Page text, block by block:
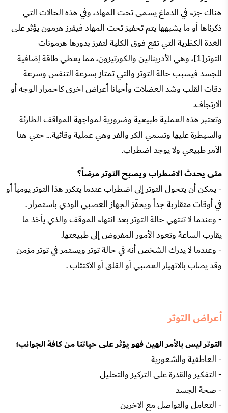
هناك جزء في الدماغ يسمى تحت المهاد، وفي هذه الحالات التي
ذكرناها أو ما يشبهها يتم تحفيز تحت المهاد فيفرز هرمون يؤثر على
الغدة الكظرية التي تقع فوق الكلية لتفرز بدورها هرمونات
التوتر[1]، وهي الأدرينالين والكورتيزون، مما يعطي طاقة إضافية
للجسد فيسبب حالة التوتر والتي تمتاز بسرعة التنفس وسرعة
دقات القلب وشد العضلات وأحيانا أعراض اخرى كاحمرار الوجه أو
الارتجاف.
وتعتبر هذه العملية طبيعية وضرورية لمواجهة المواقف الطارئة
والسيطرة عليها وتسمي الكر والفر وهي عملية وقائية... حتي هنا
الأمر طبيعي ولا يوجد اضطراب.
متى يحدث الاضطراب ويصبح التوتر مرضاً؟
- يمكن أن يتحول التوتر إلى اضطراب عندما يتكرر هذا التوتر يومياً أو
في أوقات متقاربة جداً ويحفّز الجهاز العصبي الودي باستمرار .
- وعندما لا تنتهي حالة التوتر بعد انتهاء الموقف والذي يأخذ ما
يقارب الساعة وتعود الأمور المفروض إلى طبيعتها.
- وعندما لا يدرك الشخص أنه في حالة توتر ويستمر في توتر مزمن
وقد يصاب بالانهيار العصبي أو القلق أو الاكتئاب .
أعراض التوتر
التوتر ليس بالأمر الهين فهو يؤثر على حياتنا من كافة الجوانب؛
- العاطفية والشعورية
- التفكير والقدرة على التركيز والتحليل
- صحة الجسد
- التعامل والتواصل مع الاخرين